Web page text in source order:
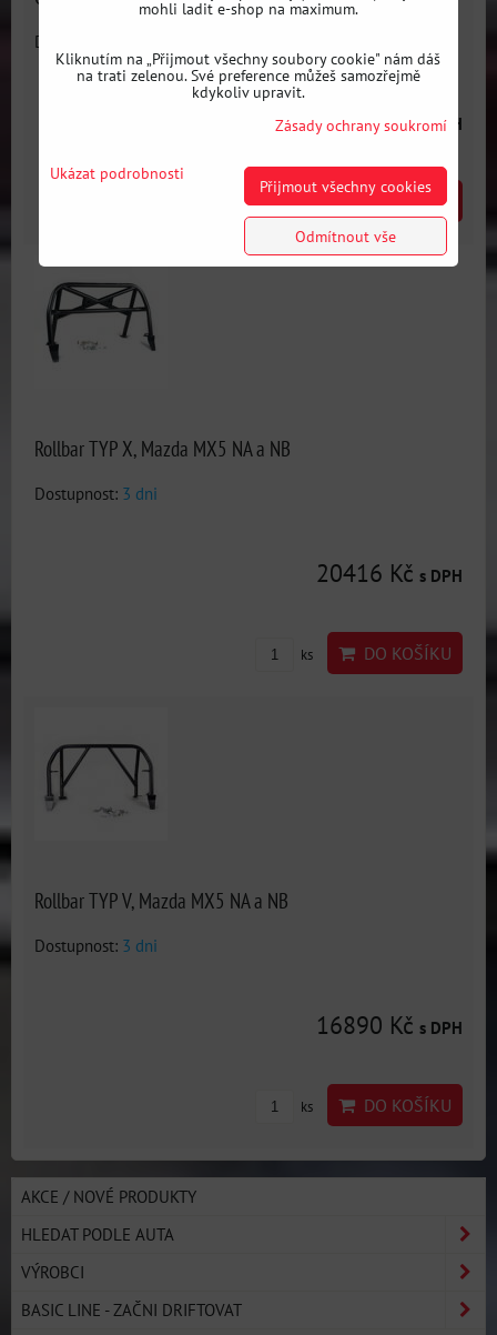
Dostupnost:
20769 Kčs DPH
ks DO KOŠÍKU
Rollbar TYP X, Mazda MX5 NA a NB
Dostupnost: 3 dni
20416 Kč s DPH
ks DO KOŠÍKU
Rollbar TYP V, Mazda MX5 NA a NB
Dostupnost: 3 dni
16890 Kč s DPH
ks DO KOŠÍKU
AKCE / NOVÉ PRODUKTY
HLEDAT PODLE AUTA
VÝROBCI
BASIC LINE - ZAČNI DRIFTOVAT
mohli ladit e-shop na maximum.
Kliknutím na „Přijmout všechny soubory cookie" nám dáš
na trati zelenou. Své preference můžeš samozřejmě
kdykoliv upravit.
Zásady ochrany soukromí
Ukázat podrobnosti
Přijmout všechny cookies
Odmítnout vše